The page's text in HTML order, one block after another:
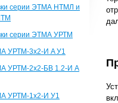
серии ЭТМА НТМЛ и
серии ЭТМА УРТМ
УРТМ-3х2-И A У1
УРТМ-2х2-БВ 1.2-И А
УРТМ-1х2-И У1